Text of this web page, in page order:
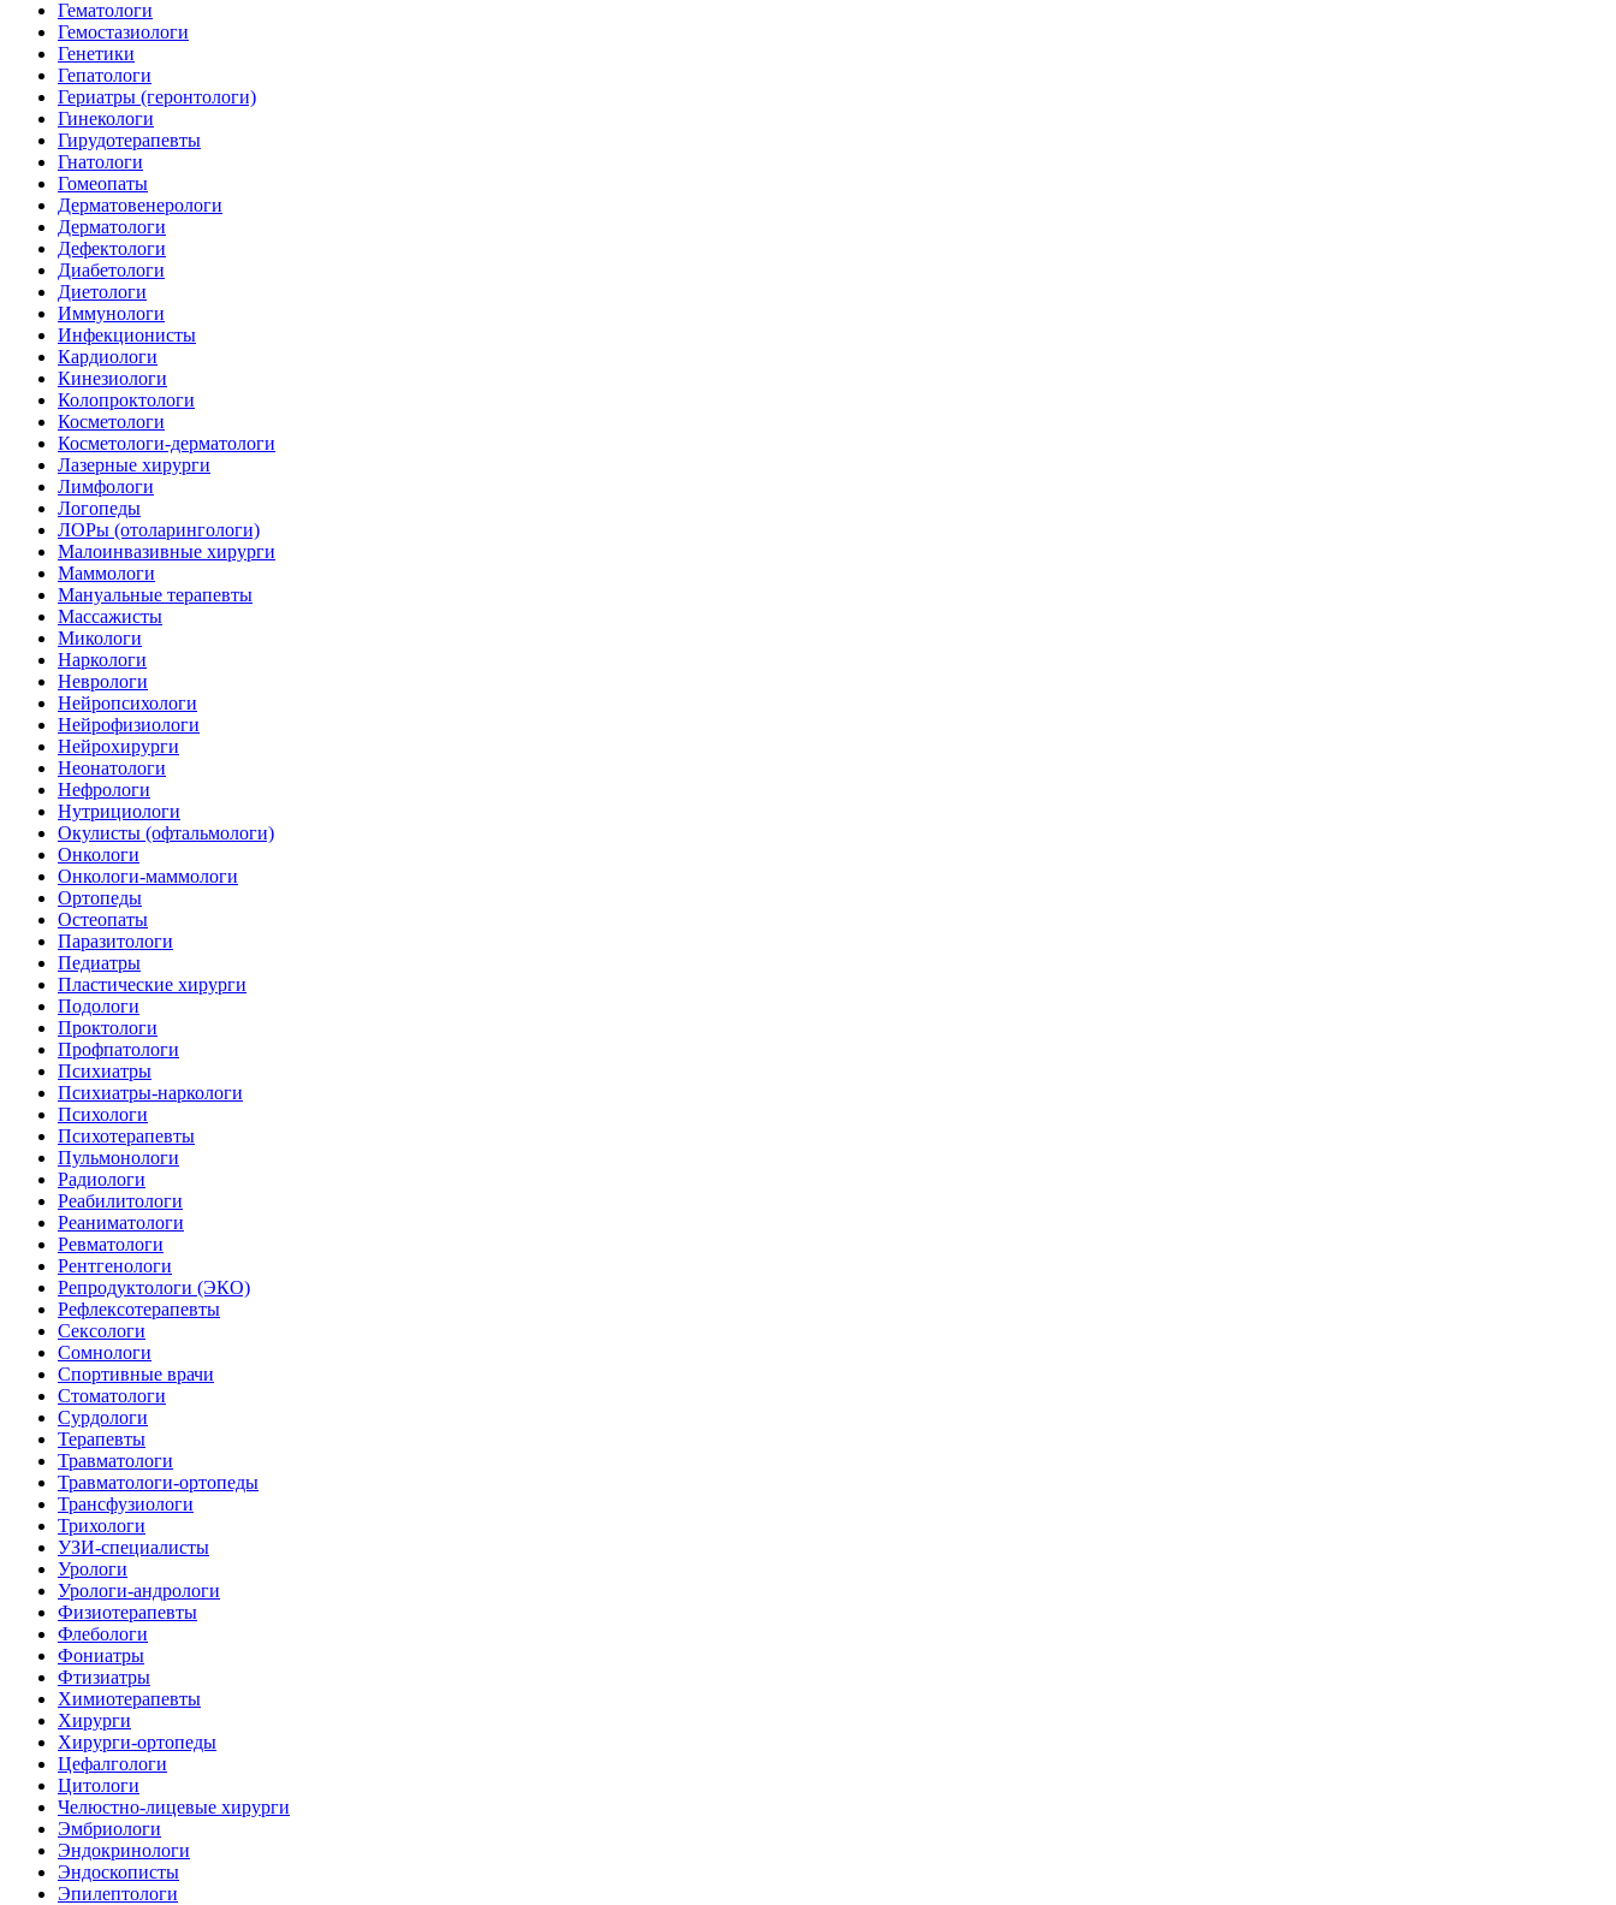
Гематологи
Гемостазиологи
Генетики
Гепатологи
Гериатры (геронтологи)
Гинекологи
Гирудотерапевты
Гнатологи
Гомеопаты
Дерматовенерологи
Дерматологи
Дефектологи
Диабетологи
Диетологи
Иммунологи
Инфекционисты
Кардиологи
Кинезиологи
Колопроктологи
Косметологи
Косметологи-дерматологи
Лазерные хирурги
Лимфологи
Логопеды
ЛОРы (отоларингологи)
Малоинвазивные хирурги
Маммологи
Мануальные терапевты
Массажисты
Микологи
Наркологи
Неврологи
Нейропсихологи
Нейрофизиологи
Нейрохирурги
Неонатологи
Нефрологи
Нутрициологи
Окулисты (офтальмологи)
Онкологи
Онкологи-маммологи
Ортопеды
Остеопаты
Паразитологи
Педиатры
Пластические хирурги
Подологи
Проктологи
Профпатологи
Психиатры
Психиатры-наркологи
Психологи
Психотерапевты
Пульмонологи
Радиологи
Реабилитологи
Реаниматологи
Ревматологи
Рентгенологи
Репродуктологи (ЭКО)
Рефлексотерапевты
Сексологи
Сомнологи
Спортивные врачи
Стоматологи
Сурдологи
Терапевты
Травматологи
Травматологи-ортопеды
Трансфузиологи
Трихологи
УЗИ-специалисты
Урологи
Урологи-андрологи
Физиотерапевты
Флебологи
Фониатры
Фтизиатры
Химиотерапевты
Хирурги
Хирурги-ортопеды
Цефалгологи
Цитологи
Челюстно-лицевые хирурги
Эмбриологи
Эндокринологи
Эндоскописты
Эпилептологи